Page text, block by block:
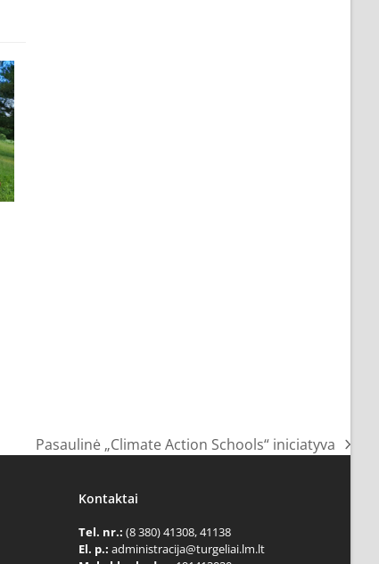
next
Pasaulinė „Climate Action Schools“ iniciatyva
Kontaktai
Tel. nr.: (8 380) 41308, 41138
El. p.: administracija@turgeliai.lm.lt